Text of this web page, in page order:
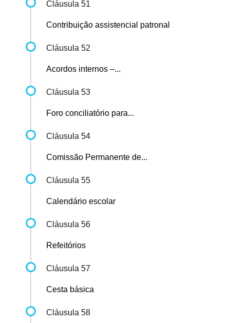
Cláusula 51
Contribuição assistencial patronal
Cláusula 52
Acordos internos –...
Cláusula 53
Foro conciliatório para...
Cláusula 54
Comissão Permanente de...
Cláusula 55
Calendário escolar
Cláusula 56
Refeitórios
Cláusula 57
Cesta básica
Cláusula 58